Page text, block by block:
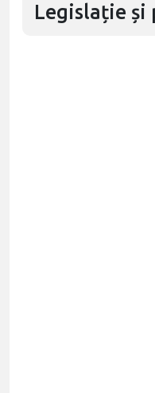
Legislație și